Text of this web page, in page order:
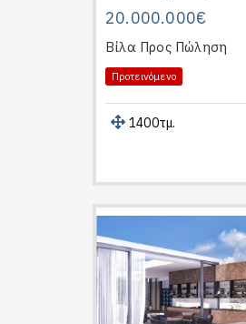
20.000.000€
ΒίλαΠρος Πώληση
Προτεινόμενο
1400τμ.